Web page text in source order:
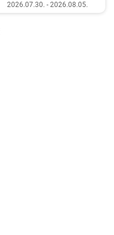
2026.07.30. - 2026.08.05.